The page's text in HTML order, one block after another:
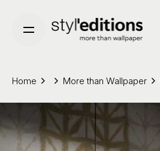
content
Home More than Wallpaper